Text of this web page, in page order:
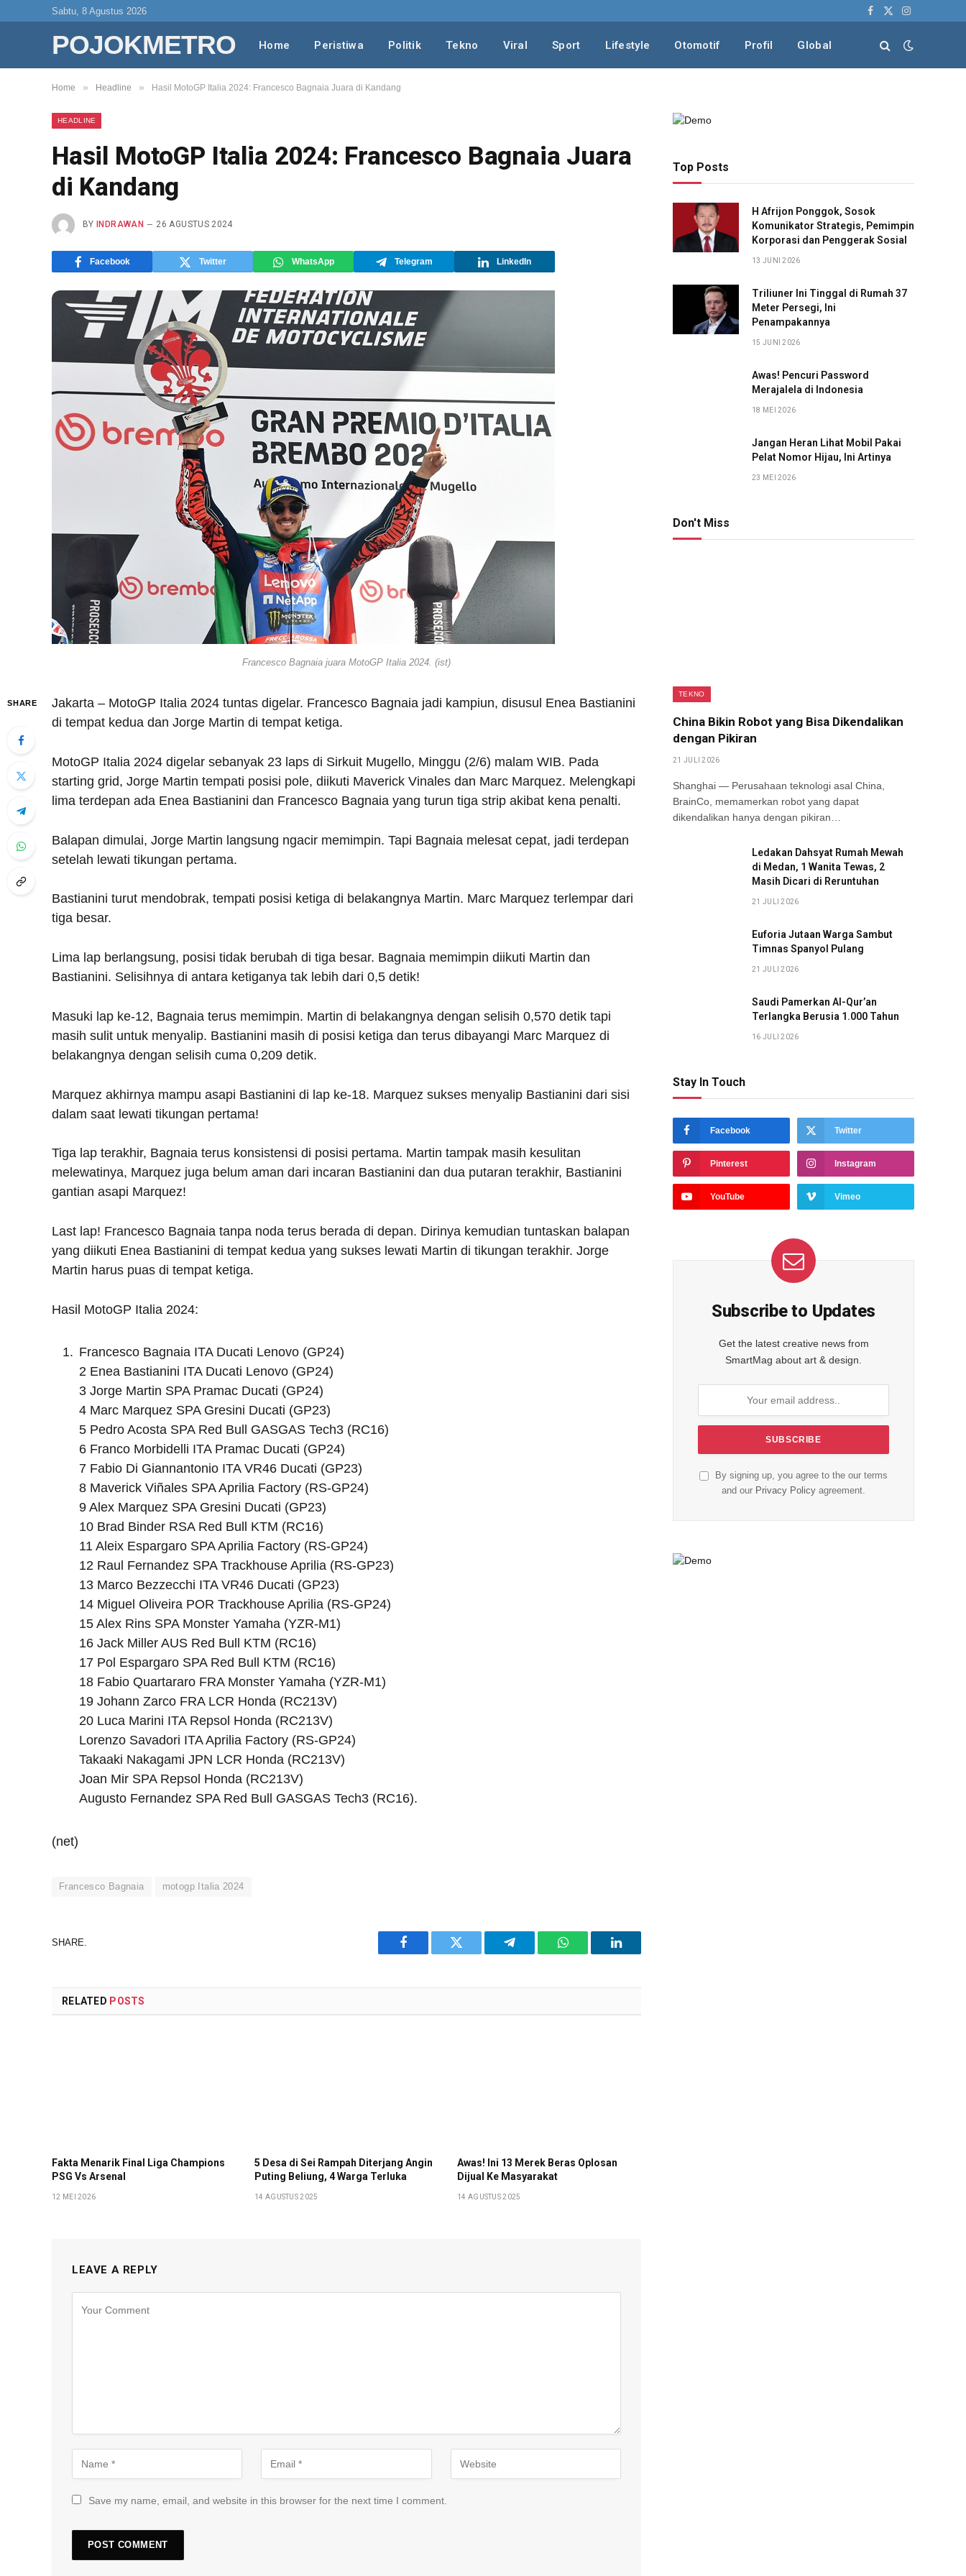
Sabtu, 8 Agustus 2026
Facebook
X
Instagram
POJOKMETRO Home Peristiwa Politik Tekno Viral Sport Lifestyle Otomotif Profil Global
Home » Headline » Hasil MotoGP Italia 2024: Francesco Bagnaia Juara di Kandang
HEADLINE
Hasil MotoGP Italia 2024: Francesco Bagnaia Juara
di Kandang
BY INDRAWAN 26 AGUSTUS 2024
Facebook Twitter WhatsApp Telegram LinkedIn
Francesco Bagnaia juara MotoGP Italia 2024. (ist)
SHARE
Jakarta – MotoGP Italia 2024 tuntas digelar. Francesco Bagnaia jadi kampiun, disusul Enea Bastianini
di tempat kedua dan Jorge Martin di tempat ketiga.
MotoGP Italia 2024 digelar sebanyak 23 laps di Sirkuit Mugello, Minggu (2/6) malam WIB. Pada
starting grid, Jorge Martin tempati posisi pole, diikuti Maverick Vinales dan Marc Marquez. Melengkapi
lima terdepan ada Enea Bastianini dan Francesco Bagnaia yang turun tiga strip akibat kena penalti.
Balapan dimulai, Jorge Martin langsung ngacir memimpin. Tapi Bagnaia melesat cepat, jadi terdepan
setelah lewati tikungan pertama.
Bastianini turut mendobrak, tempati posisi ketiga di belakangnya Martin. Marc Marquez terlempar dari
tiga besar.
Lima lap berlangsung, posisi tidak berubah di tiga besar. Bagnaia memimpin diikuti Martin dan
Bastianini. Selisihnya di antara ketiganya tak lebih dari 0,5 detik!
Masuki lap ke-12, Bagnaia terus memimpin. Martin di belakangnya dengan selisih 0,570 detik tapi
masih sulit untuk menyalip. Bastianini masih di posisi ketiga dan terus dibayangi Marc Marquez di
belakangnya dengan selisih cuma 0,209 detik.
Marquez akhirnya mampu asapi Bastianini di lap ke-18. Marquez sukses menyalip Bastianini dari sisi
dalam saat lewati tikungan pertama!
Tiga lap terakhir, Bagnaia terus konsistensi di posisi pertama. Martin tampak masih kesulitan
melewatinya, Marquez juga belum aman dari incaran Bastianini dan dua putaran terakhir, Bastianini
gantian asapi Marquez!
Last lap! Francesco Bagnaia tanpa noda terus berada di depan. Dirinya kemudian tuntaskan balapan
yang diikuti Enea Bastianini di tempat kedua yang sukses lewati Martin di tikungan terakhir. Jorge
Martin harus puas di tempat ketiga.
Hasil MotoGP Italia 2024:
Francesco Bagnaia ITA Ducati Lenovo (GP24)
2 Enea Bastianini ITA Ducati Lenovo (GP24)
3 Jorge Martin SPA Pramac Ducati (GP24)
4 Marc Marquez SPA Gresini Ducati (GP23)
5 Pedro Acosta SPA Red Bull GASGAS Tech3 (RC16)
6 Franco Morbidelli ITA Pramac Ducati (GP24)
7 Fabio Di Giannantonio ITA VR46 Ducati (GP23)
8 Maverick Viñales SPA Aprilia Factory (RS-GP24)
9 Alex Marquez SPA Gresini Ducati (GP23)
10 Brad Binder RSA Red Bull KTM (RC16)
11 Aleix Espargaro SPA Aprilia Factory (RS-GP24)
12 Raul Fernandez SPA Trackhouse Aprilia (RS-GP23)
13 Marco Bezzecchi ITA VR46 Ducati (GP23)
14 Miguel Oliveira POR Trackhouse Aprilia (RS-GP24)
15 Alex Rins SPA Monster Yamaha (YZR-M1)
16 Jack Miller AUS Red Bull KTM (RC16)
17 Pol Espargaro SPA Red Bull KTM (RC16)
18 Fabio Quartararo FRA Monster Yamaha (YZR-M1)
19 Johann Zarco FRA LCR Honda (RC213V)
20 Luca Marini ITA Repsol Honda (RC213V)
Lorenzo Savadori ITA Aprilia Factory (RS-GP24)
Takaaki Nakagami JPN LCR Honda (RC213V)
Joan Mir SPA Repsol Honda (RC213V)
Augusto Fernandez SPA Red Bull GASGAS Tech3 (RC16).
(net)
Francesco Bagnaia motogp Italia 2024
SHARE.
Facebook Twitter Telegram WhatsAppLinkedIn
RELATED POSTS
Fakta Menarik Final Liga Champions
PSG Vs Arsenal
12 MEI 2026
5 Desa di Sei Rampah Diterjang Angin
Puting Beliung, 4 Warga Terluka
14 AGUSTUS 2025
Awas! Ini 13 Merek Beras Oplosan
Dijual Ke Masyarakat
14 AGUSTUS 2025
LEAVE A REPLY
Save my name, email, and website in this browser for the next time I comment.
Top Posts
H Afrijon Ponggok, Sosok
Komunikator Strategis, Pemimpin
Korporasi dan Penggerak Sosial
13 JUNI 2026
Triliuner Ini Tinggal di Rumah 37
Meter Persegi, Ini
Penampakannya
15 JUNI 2026
Awas! Pencuri Password
Merajalela di Indonesia
18 MEI 2026
Jangan Heran Lihat Mobil Pakai
Pelat Nomor Hijau, Ini Artinya
23 MEI 2026
Don't Miss
TEKNO
China Bikin Robot yang Bisa Dikendalikan
dengan Pikiran
21 JULI 2026
Shanghai — Perusahaan teknologi asal China,
BrainCo, memamerkan robot yang dapat
dikendalikan hanya dengan pikiran…
Ledakan Dahsyat Rumah Mewah
di Medan, 1 Wanita Tewas, 2
Masih Dicari di Reruntuhan
21 JULI 2026
Euforia Jutaan Warga Sambut
Timnas Spanyol Pulang
21 JULI 2026
Saudi Pamerkan Al-Qur’an
Terlangka Berusia 1.000 Tahun
16 JULI 2026
Stay In Touch
Facebook Twitter
Pinterest Instagram
YouTube Vimeo
Subscribe to Updates
Get the latest creative news from
SmartMag about art & design.
By signing up, you agree to the our terms
and our Privacy Policy agreement.